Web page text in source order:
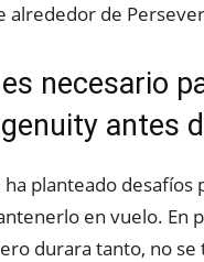
alrededor de
necesario
antes
planteado desafíos
en vuelo. En
durara tanto, no